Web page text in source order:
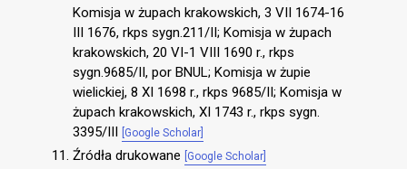
Komisja w żupach krakowskich, 3 VII 1674-16
III 1676, rkps sygn.211/II; Komisja w żupach
krakowskich, 20 VI-1 VIII 1690 r., rkps
sygn.9685/II, por BNUL; Komisja w żupie
wielickiej, 8 XI 1698 r., rkps 9685/II; Komisja w
żupach krakowskich, XI 1743 r., rkps sygn.
3395/III
[Google Scholar]
Źródła drukowane [Google Scholar]